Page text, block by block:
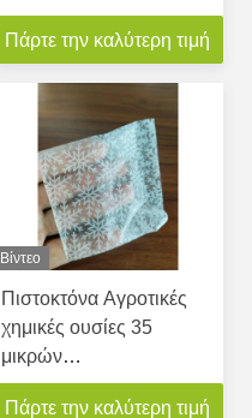
εκτυπωτές 30-100
μικρών
Πάρτε την καλύτερη τιμή
Βίντεο
Πιστοκτόνα Αγροτικές
χημικές ουσίες 35
μικρών
Εμφυτογραφημένη
υδατοδιαλυτή ταινία
Πάρτε την καλύτερη τιμή